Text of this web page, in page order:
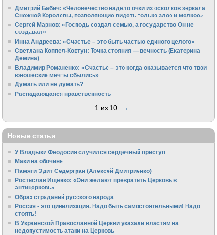
Дмитрий Бабич: «Человечество надело очки из осколков зеркала
Снежной Королевы, позволяющие видеть только злое и мелкое»
Сергей Марнов: «Господь создал семью, а государство Он не
создавал»
Инна Андреева: «Счастье – это быть частью единого целого»
Светлана Коппел-Ковтун: Точка стояния — вечность (Екатерина
Демина)
Владимир Романенко: «Счастье – это когда оказывается что твои
юношеские мечты сбылись»
Думать или не думать?
Распадающаяся нравственность
1 из 10 →
Новые статьи
У Владыки Феодосия случился сердечный приступ
Маки на обочине
Памяти Эдит Сёдергран (Алексей Дмитриенко)
Ростислав Ищенко: «Они желают превратить Церковь в
антицерковь»
Образ страданий русского народа
Россия - это цивилизация. Надо быть самостоятельными! Надо
стоять!
В Украинской Православной Церкви указали властям на
недопустимость атаки на Церковь